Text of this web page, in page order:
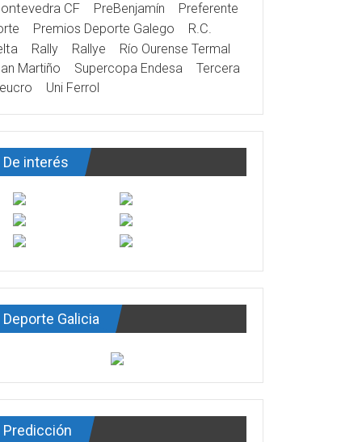
CF PreBenjamín
Preferente
Premios Deporte Galego
R.C.
Rally Rallye
Río Ourense Termal
Martiño
Supercopa Endesa
Tercera
Uni Ferrol
De interés
Deporte Galicia
Predicción